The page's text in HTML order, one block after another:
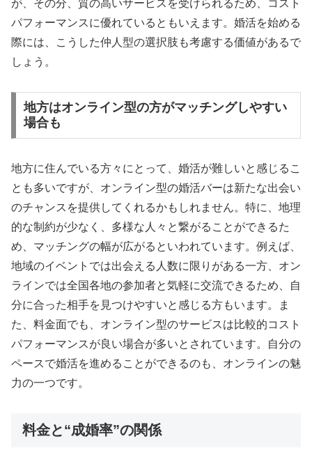
が、その分、質の高いサービスを受けられるため、コスト
パフォーマンスに優れているともいえます。婚活を始める
際には、こうした仲人型の選択肢も考慮する価値があるで
しょう。
地方はオンライン型の方がマッチングしやすい
場合も
地方に住んでいる方々にとって、婚活が難しいと感じるこ
とも多いですが、オンライン型の婚活バーは新たな出会い
のチャンスを提供してくれるかもしれません。特に、地理
的な制約が少なく、多様な人々と繋がることができるた
め、マッチングの幅が広がるといわれています。例えば、
地域のイベントでは出会える人数に限りがある一方、オン
ラインでは全国各地の参加者と気軽に交流できるため、自
分に合った相手を見つけやすいと感じる方もいます。ま
た、料金面でも、オンライン型のサービスは比較的コスト
パフォーマンスが良い場合が多いとされています。自分の
ペースで婚活を進めることができるのも、オンラインの魅
力の一つです。
料金と“成婚率”の関係